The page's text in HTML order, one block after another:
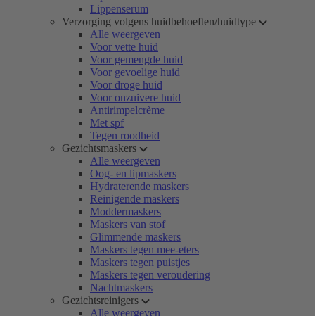
Lippenserum
Verzorging volgens huidbehoeften/huidtype
Alle weergeven
Voor vette huid
Voor gemengde huid
Voor gevoelige huid
Voor droge huid
Voor onzuivere huid
Antirimpelcrème
Met spf
Tegen roodheid
Gezichtsmaskers
Alle weergeven
Oog- en lipmaskers
Hydraterende maskers
Reinigende maskers
Moddermaskers
Maskers van stof
Glimmende maskers
Maskers tegen mee-eters
Maskers tegen puistjes
Maskers tegen veroudering
Nachtmaskers
Gezichtsreinigers
Alle weergeven